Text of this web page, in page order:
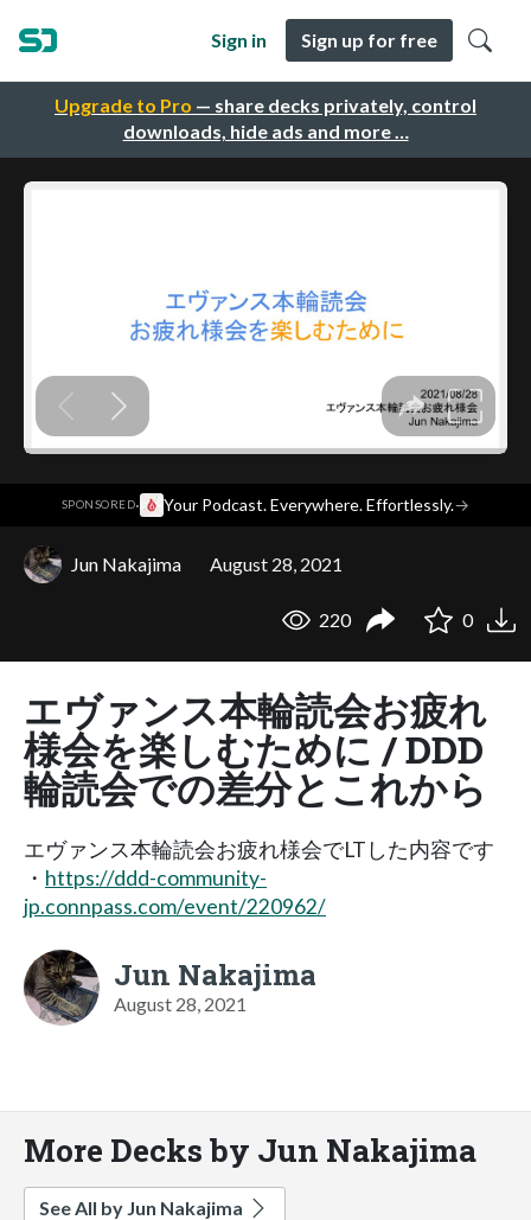
Upgrade to Pro — share decks privately, control
downloads, hide ads and more …
Sign in Sign up for free
SPONSORED· Your Podcast. Everywhere. Effortlessly.→
Jun Nakajima August 28, 2021
220 0
エヴァンス本輪読会お疲れ
様会を楽しむために / DDD
輪読会での差分とこれから
エヴァンス本輪読会お疲れ様会でLTした内容です
・ https://ddd-community-
jp.connpass.com/event/220962/
Jun Nakajima
August 28, 2021
More Decks by Jun Nakajima
See All by Jun Nakajima